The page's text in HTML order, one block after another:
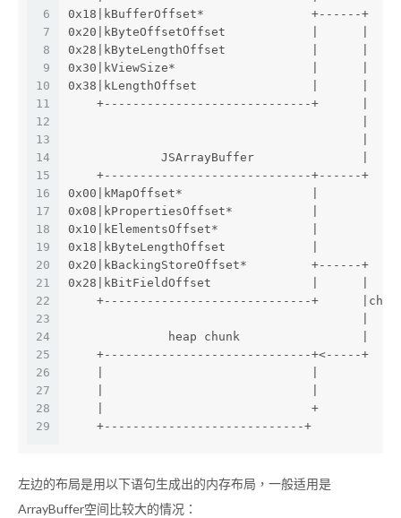
6
7
8
9
10
11
12
13
14
15
16
17
18
19
20
21
22
23
24
25
26
27
28
29
0x18|kBufferOffset*               +------
0x20|kByteOffsetOffset            |
0x28|kByteLengthOffset            |
0x30|kViewSize*                   |      |
0x38|kLengthOffset                |      |
+-----------------------------+      |
JSArrayBuffer               |
+-----------------------------+------+
0x00|kMapOffset*                  |
0x08|kPropertiesOffset*           |
0x10|kElementsOffset*             |
0x18|kByteLengthOffset            |
0x20|kBackingStoreOffset*
0x28|kBitFieldOffset              |      |
+-----------------------------+
              heap chunk                 |
    +-----------------------------+<-----+
    |                             +
    +----------------------------+
左边的布局是用以下语句生成出的内存布局，一般适用是
ArrayBuffer空间比较大的情况：